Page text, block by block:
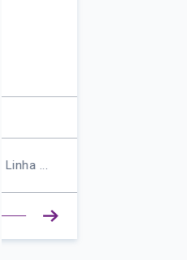
Para lubrificar